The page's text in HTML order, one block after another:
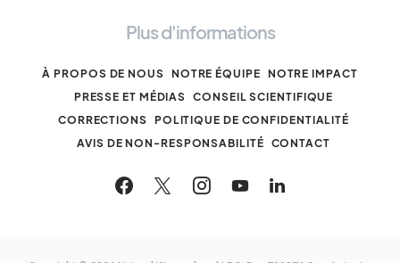
Plus d'informations
À PROPOS DE NOUS NOTRE ÉQUIPE NOTRE IMPACT
PRESSE ET MÉDIAS
CONSEIL SCIENTIFIQUE
CORRECTIONS POLITIQUE DE CONFIDENTIALITÉ
AVIS DE NON-RESPONSABILITÉ CONTACT